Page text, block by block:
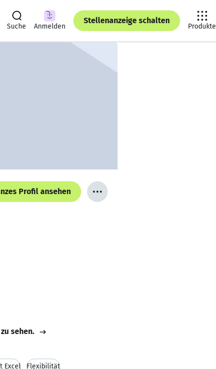
Suche Anmelden
Stellenanzeige schalten
Produkte
Profil ansehen
sehen.
Excel Flexibilität